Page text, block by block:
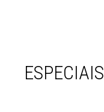
ESPECIAIS